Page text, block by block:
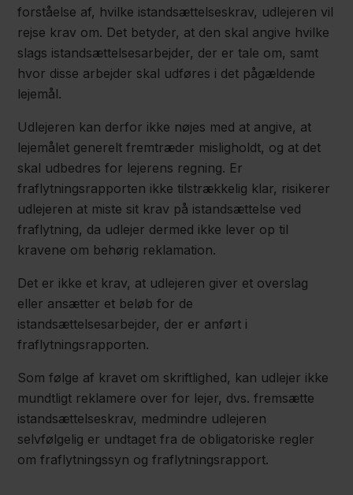
forståelse af, hvilke istandsættelseskrav, udlejeren vil
rejse krav om. Det betyder, at den skal angive hvilke
slags istandsættelsesarbejder, der er tale om, samt
hvor disse arbejder skal udføres i det pågældende
lejemål.
Udlejeren kan derfor ikke nøjes med at angive, at
lejemålet generelt fremtræder misligholdt, og at det
skal udbedres for lejerens regning. Er
fraflytningsrapporten ikke tilstrækkelig klar, risikerer
udlejeren at miste sit krav på istandsættelse ved
fraflytning, da udlejer dermed ikke lever op til
kravene om behørig reklamation.
Det er ikke et krav, at udlejeren giver et overslag
eller ansætter et beløb for de
istandsættelsesarbejder, der er anført i
fraflytningsrapporten.
Som følge af kravet om skriftlighed, kan udlejer ikke
mundtligt reklamere over for lejer, dvs. fremsætte
istandsættelseskrav, medmindre udlejeren
selvfølgelig er undtaget fra de obligatoriske regler
om fraflytningssyn og fraflytningsrapport.